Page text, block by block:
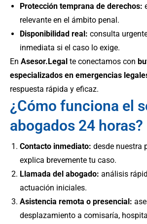
Protección temprana de derechos:
relevante en el ámbito penal.
Disponibilidad real: consulta
inmediata si el caso lo exige.
En Asesor.Legal te conectamos con
especializados en emergencias
respuesta rápida y eficaz.
¿Cómo funciona el
abogados 24 horas?
Contacto inmediato: desde nuestra
explica brevemente tu caso.
Llamada del abogado: análisis
actuación iniciales.
Asistencia remota o presencial:
desplazamiento a comisaría,